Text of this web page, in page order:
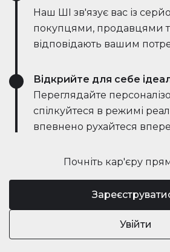
Почніть кар'єру
Увійти
Наш ШІ зв'язує вас із
покупцями, продавцями
відповідають вашим
Відкрийте для себе
Переглядайте
спілкуйтеся в режимі
впевнено рухайтеся